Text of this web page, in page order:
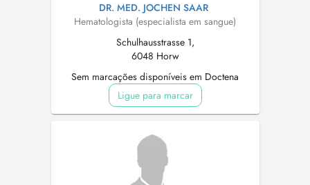
DR. MED. JOCHEN SAAR
Hematologista (especialista em sangue)
Schulhausstrasse 1,
6048 Horw
Sem marcações disponíveis em Doctena
Ligue para marcar